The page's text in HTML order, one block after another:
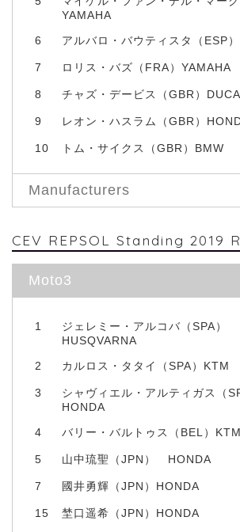
YAMAHA
6 アルバロ・バウティスタ（ESP
7 ロリス・バズ（FRA）YAMAHA
8 チャズ・デービス（GBR）
9 レオン・ハスラム（GBR）
10 トム・サイクス（GBR）BMW
Manufacturers
CEV REPSOL Standing 2019
Moto3
1
ジェレミー・アルコバ（SPA）
HUSQVARNA
2 カルロス・タタイ（SPA）KTM
3
シャヴィエル・アルティガス（
HONDA
4 バリー・バルトゥス（BEL）KTM
5 山中琉聖（JPN） HONDA
7 國井勇輝（JPN）HONDA
15 埜口遥希（JPN）HONDA